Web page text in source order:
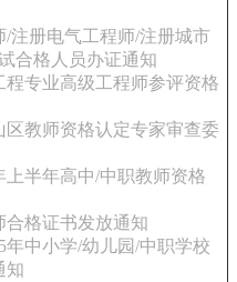
/注册电气工程师/注册城市
合格人员办证通知
程专业高级工程师参评资格
区教师资格认定专家审查委
上半年高中/中职教师资格
合格证书发放通知
年中小学/幼儿园/中职学校
知